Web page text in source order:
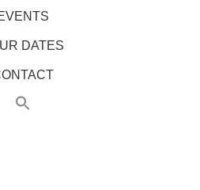
DATES